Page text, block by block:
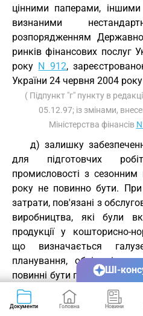
цінними паперами, іншими
визнаними
розпорядженням
ринків фінансових послуг
року N 912,
України 24 червня 2004
( Підпункт "г" пункту в
05.12.97; із змінами,
Міністерства фінансів
д) залишку
для підготовчих
промисловості з
року не повинно бути. При
затрати, пов'язані з
виробництва, які були
продукції у кошторисно-
що визначається
планування, обліку і
повинні бути приведені у
витратами на
устаткування,
Документи Головна Новини
ШІ-